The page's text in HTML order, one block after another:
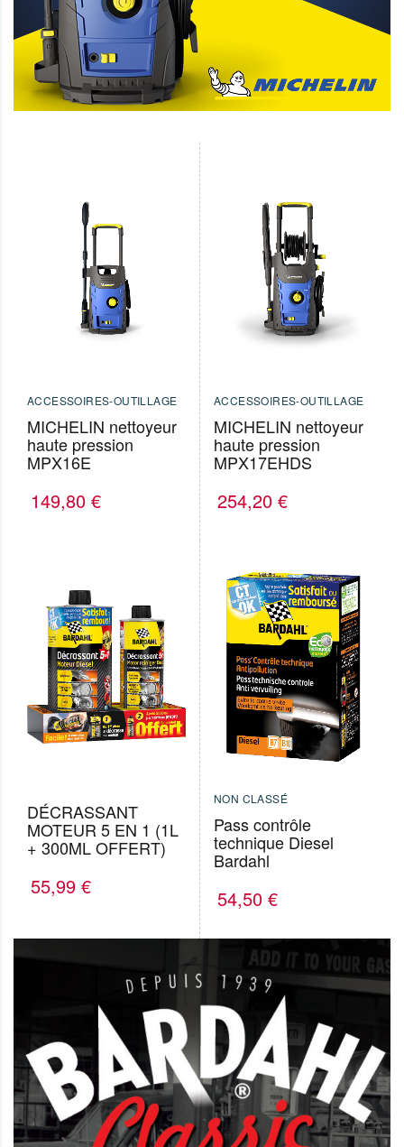
ACCESSOIRES-OUTILLAGE
MICHELIN nettoyeur
haute pression
MPX16E
149,80 €
ACCESSOIRES-OUTILLAGE
MICHELIN nettoyeur
haute pression
MPX17EHDS
254,20 €
DÉCRASSANT
MOTEUR 5 EN 1 (1L
+ 300ML OFFERT)
55,99 €
NON CLASSÉ
Pass contrôle
technique Diesel
Bardahl
54,50 €